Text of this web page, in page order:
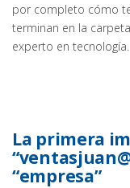
por completo cómo
terminan en la
experto en tecnología.
La primera
“empresa”